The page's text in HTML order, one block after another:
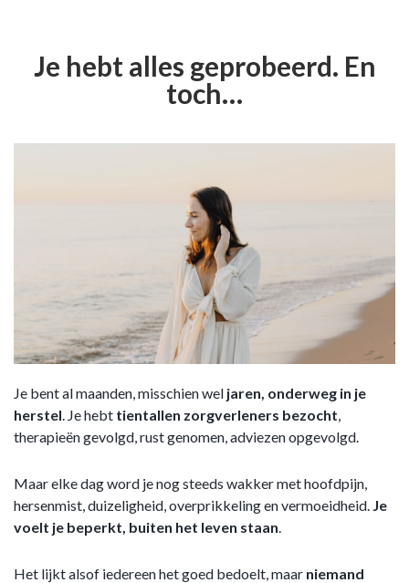
Je hebt alles geprobeerd. En
toch…
Je bent al maanden, misschien wel jaren, onderweg in je
herstel. Je hebt tientallen zorgverleners bezocht,
therapieën gevolgd, rust genomen, adviezen opgevolgd.
Maar elke dag word je nog steeds wakker met hoofdpijn,
hersenmist, duizeligheid, overprikkeling en vermoeidheid. Je
voelt je beperkt, buiten het leven staan.
Het lijkt alsof iedereen het goed bedoelt, maar niemand